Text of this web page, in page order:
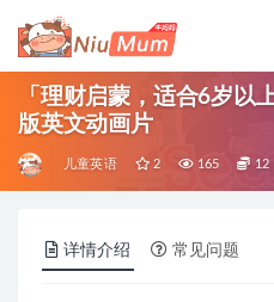
「理财启蒙，适合6岁以
版英文动画片
儿童英语 2 165 12
详情介绍 常见问题